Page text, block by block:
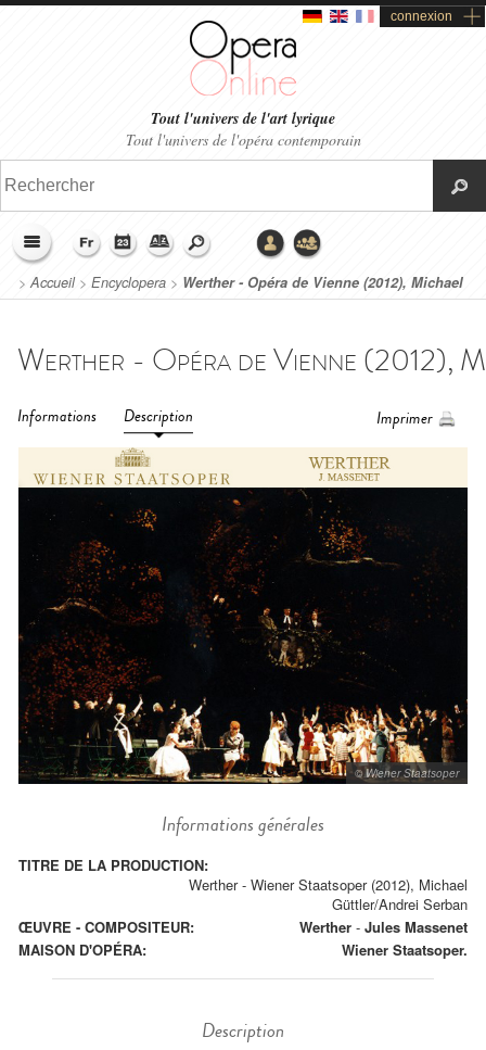
connexion
Tout l'univers de l'art lyrique
Tout l'univers de l'opéra contemporain
>Accueil> Encyclopera > Werther - Opéra de Vienne (2012), Michael
Güttler/Andrei Serban
Informations Description Imprimer
© Wiener Staatsoper
Informations générales
TITRE DE LA PRODUCTION:
Werther - Wiener Staatsoper (2012), Michael
Güttler/Andrei Serban
ŒUVRE - COMPOSITEUR:
Werther - Jules Massenet
MAISON D'OPÉRA:
Wiener Staatsoper.
Description